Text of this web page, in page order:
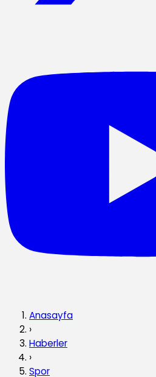
Anasayfa
›
Haberler
›
Spor